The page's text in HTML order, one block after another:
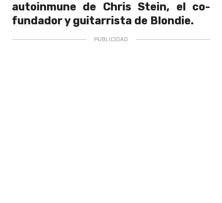
autoinmune de Chris Stein, el co-
fundador y guitarrista de Blondie.